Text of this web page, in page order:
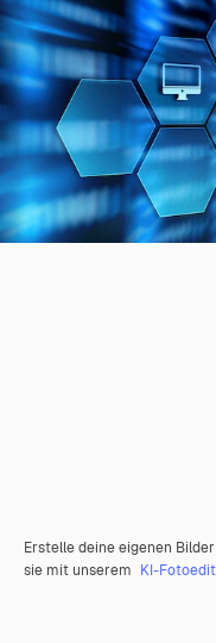
Erstelle deine eigenen
sie mit unserem KI-